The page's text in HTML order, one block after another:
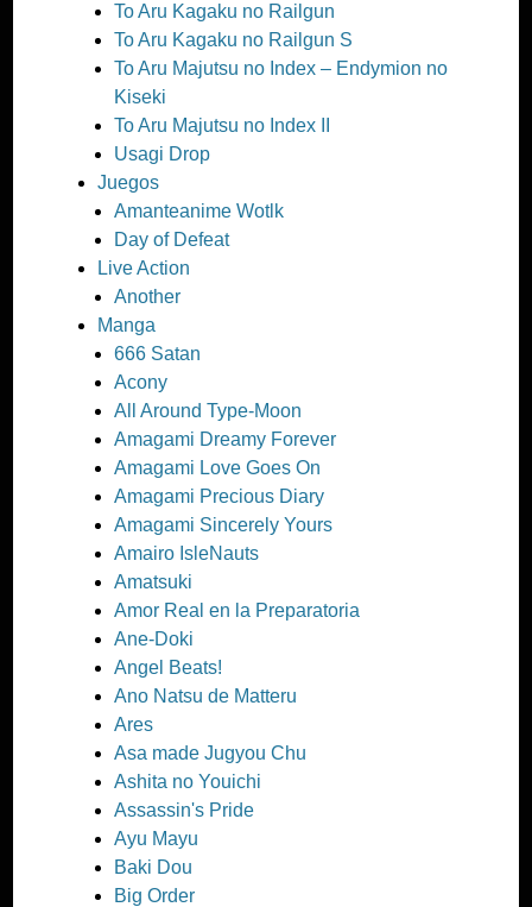
To Aru Kagaku no Railgun
To Aru Kagaku no Railgun S
To Aru Majutsu no Index – Endymion no
Kiseki
To Aru Majutsu no Index II
Usagi Drop
Juegos
Amanteanime Wotlk
Day of Defeat
Live Action
Another
Manga
666 Satan
Acony
All Around Type-Moon
Amagami Dreamy Forever
Amagami Love Goes On
Amagami Precious Diary
Amagami Sincerely Yours
Amairo IsleNauts
Amatsuki
Amor Real en la Preparatoria
Ane-Doki
Angel Beats!
Ano Natsu de Matteru
Ares
Asa made Jugyou Chu
Ashita no Youichi
Assassin's Pride
Ayu Mayu
Baki Dou
Big Order